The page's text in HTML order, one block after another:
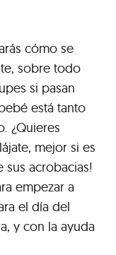
cómo se
sobre todo
si pasan
está tanto
¿Quieres
mejor si es
sus acrobacias!
empezar a
el día del
y con la ayuda